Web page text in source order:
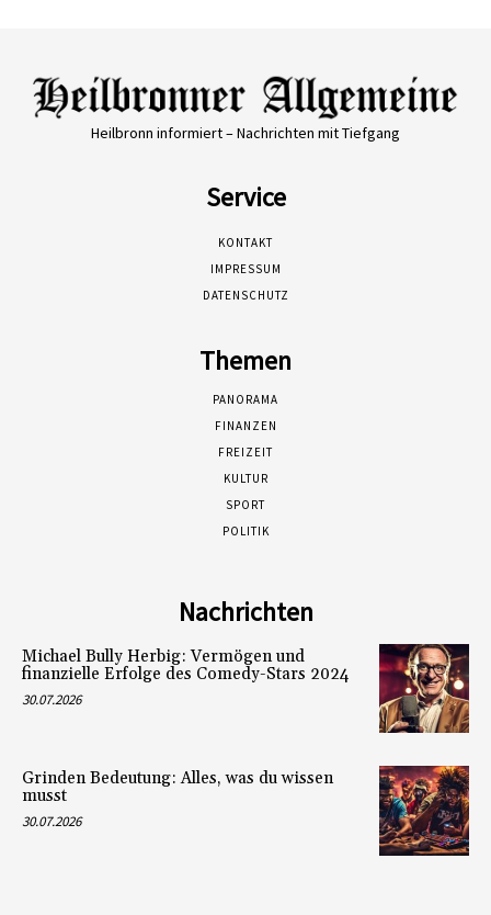
Heilbronn informiert – Nachrichten mit Tiefgang
Service
KONTAKT
IMPRESSUM
DATENSCHUTZ
Themen
PANORAMA
FINANZEN
FREIZEIT
KULTUR
SPORT
POLITIK
Nachrichten
Michael Bully Herbig: Vermögen und
finanzielle Erfolge des Comedy-Stars 2024
30.07.2026
Grinden Bedeutung: Alles, was du wissen
musst
30.07.2026